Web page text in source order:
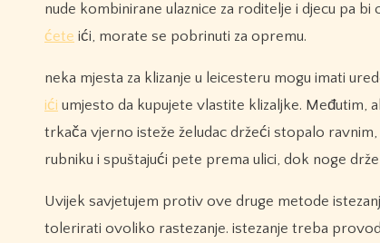
nude kombinirane ulaznice za roditelje i djecu pa
ćete ići, morate se pobrinuti za opremu.
neka mjesta za klizanje u leicesteru mogu imati
ići umjesto da kupujete vlastite klizaljke. Međutim,
trkača vjerno isteže želudac držeći stopalo
rubniku i spuštajući pete prema ulici, dok noge
Uvijek savjetujem protiv ove druge metode
tolerirati ovoliko rastezanje. istezanje treba